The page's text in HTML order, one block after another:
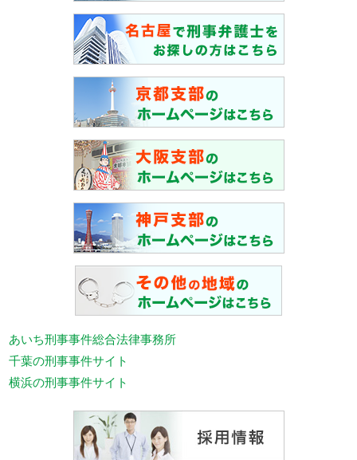
あいち刑事事件総合法律事務所
千葉の刑事事件サイト
横浜の刑事事件サイト